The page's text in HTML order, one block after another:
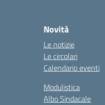
Novità
Le notizie
Le circolari
Calendario eventi
Modulistica
Albo Sindacale